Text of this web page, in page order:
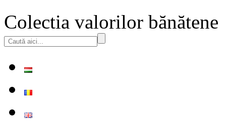
Colectia valorilor bănătene